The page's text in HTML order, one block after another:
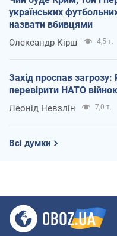
українських
назвати вбивцями
Олександр Кірш 4,5 т.
Захід проспав
перевірити НАТО
Леонід Невзлін 7,0 т.
Всі думки